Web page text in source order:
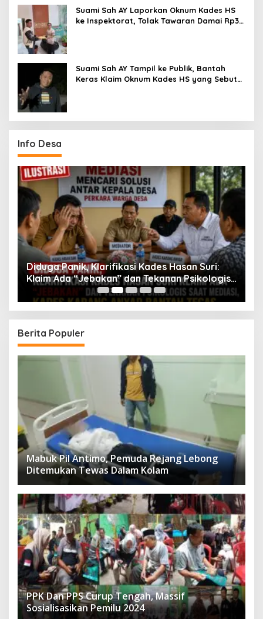
Suami Sah AY Laporkan Oknum Kades HS
ke Inspektorat, Tolak Tawaran Damai Rp3
Suami Sah AY Tampil ke Publik, Bantah
Keras Klaim Oknum Kades HS yang Sebut
Info Desa
Diduga Panik, Klarifikasi Kades Hasan Suri:
Klaim Ada “Jebakan” dan Tekanan Psikologis
Saat Mediasi, Kades Karang Anyar Bantah
Tegas
Berita Populer
Mabuk Pil Antimo, Pemuda Rejang Lebong
Ditemukan Tewas Dalam Kolam
PPK Dan PPS Curup Tengah, Massif
Sosialisasikan Pemilu 2024